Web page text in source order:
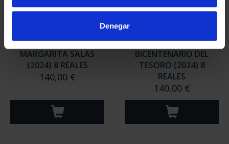
Denegar
MARGARITA SALAS
(2024) 8 REALES
140,00 €
BICENTENARIO DEL
TESORO (2024) 8
REALES
140,00 €